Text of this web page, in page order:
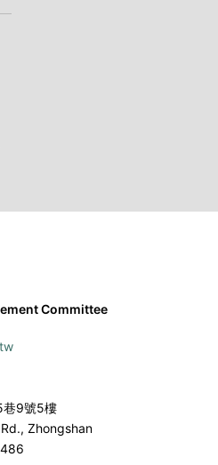
Committee
巷9號5樓
Zhongshan